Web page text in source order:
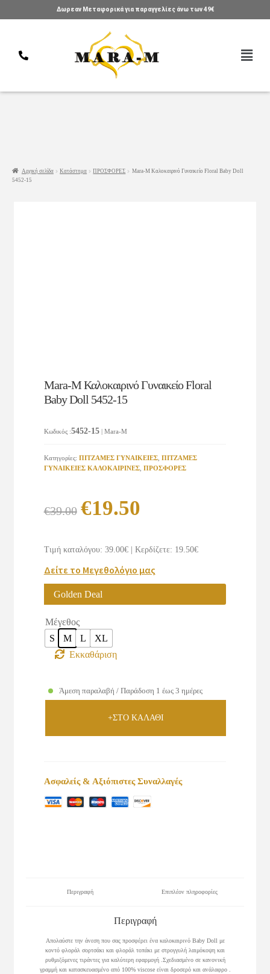
Δωρεαν Μεταφορικά για παραγγελίες άνω των 49€
Αρχική σελίδα Κατάστημα ΠΡΟΣΦΟΡΕΣ
Mara-M Καλοκαιρινό Γυναικείο Floral Baby Doll
5452-15
Mara-M Καλοκαιρινό Γυναικείο Floral
Baby Doll 5452-15
Κωδικός :5452-15 | Mara-M
Κατηγορίες: ΠΙΤΖΑΜΕΣ ΓΥΝΑΙΚΕΙΕΣ, ΠΙΤΖΑΜΕΣ
ΓΥΝΑΙΚΕΙΕΣ KAΛΟΚΑΙΡΙΝΕΣ, ΠΡΟΣΦΟΡΕΣ
€39.00
Original
was:
€39.00.
€19.50
τιμή
είναι:
€19.50.
Τιμή καταλόγου: 39.00€ Κερδίζετε: 19.50€
Δείτε το Μεγεθολόγιο μας
Golden Deal
Μέγεθος
S
M L
XL
Εκκαθάριση
Άμεση παραλαβή / Παράδοση 1 έως 3 ημέρες
+ΣΤΟ ΚΑΛΑΘΙ
Ασφαλείς & Αξιόπιστες Συναλλαγές
Περιγραφή Επιπλέον πληροφορίες
Περιγραφή
Απολαύστε την άνεση που σας προσφέρει ένα καλοκαιρινό Baby Doll με
κοντό φλοράλ σορτσάκι και φλοράλ τοπάκι με στρογγυλή λαιμόκοψη και
ρυθμιζόμενες τιράντες για καλύτερη εφαρμογή .Σχεδιασμένο σε κανονική
γραμμή και κατασκευασμένο από 100% viscose είναι δροσερό και ανάλαφρο .